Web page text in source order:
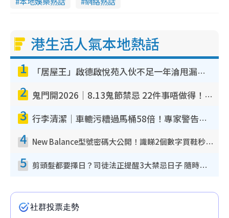
港生活人氣本地熱話
1 「居屋王」啟德啟悅苑入伙不足一年淪甩漏之王！插頭噴火花致大停電 多戶業主全屋家電報銷
2 鬼門開2026｜8.13鬼節禁忌 22件事唔做得！燒肉、刺身要少食？半夜勿吹口哨/打呢個電話
3 行李清潔｜車轆污糟過馬桶58倍！專家警告忌用酒精抹 教1招免污手除菌
4 New Balance型號密碼大公開！識睇2個數字買鞋秒知功能免中伏 附5大熱門鞋款
5 剪頭髮都要擇日？司徒法正提醒3大禁忌日子 隨時剪走財運！呢日剪髮恐「剪壽命」？